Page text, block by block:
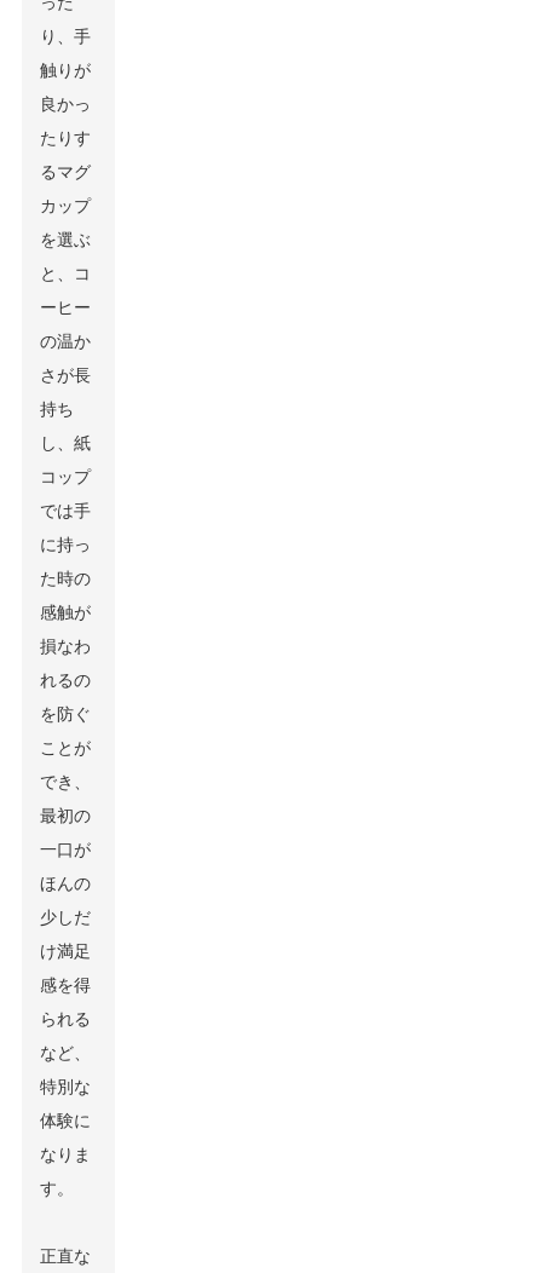
り、手
触りが
良かっ
たりす
るマグ
カップ
を選ぶ
と、コ
ーヒー
の温か
さが長
持ち
し、紙
コップ
では手
に持っ
た時の
感触が
損なわ
れるの
を防ぐ
ことが
でき、
最初の
一口が
ほんの
少しだ
け満足
感を得
られる
など、
特別な
体験に
なりま
す。
正直な